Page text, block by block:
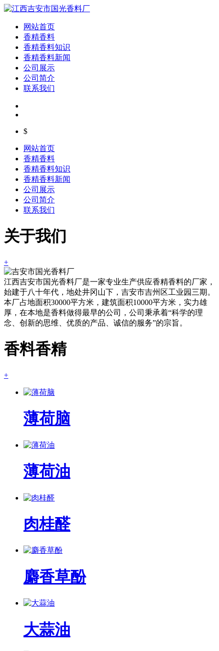
网站首页
香精香料
香精香料知识
香精香料新闻
公司展示
公司简介
联系我们
$
网站首页
香精香料
香精香料知识
香精香料新闻
公司展示
公司简介
联系我们
关于我们
+
江西吉安市国光香料厂是一家专业生产供应香精香料的厂家，
始建于八十年代，地处井冈山下，吉安市吉州区工业园三期。
本厂占地面积30000平方米，建筑面积10000平方米，实力雄
厚，在本地是香料做得最早的公司，公司秉承着“科学的理
念、创新的思维、优质的产品、诚信的服务”的宗旨。
香料香精
+
薄荷脑
薄荷油
肉桂醛
麝香草酚
大蒜油